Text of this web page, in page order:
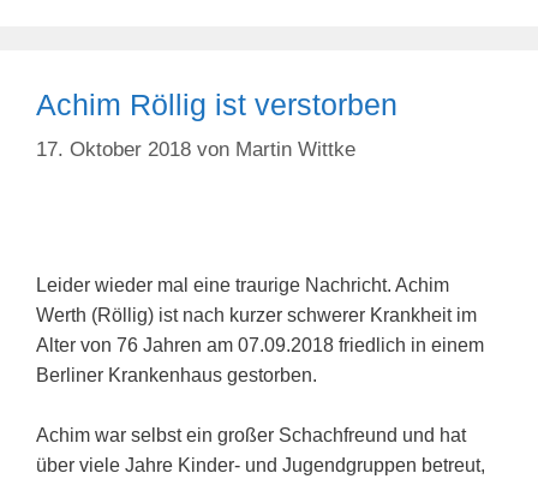
Achim Röllig ist verstorben
17. Oktober 2018 von Martin Wittke
Leider wieder mal eine traurige Nachricht. Achim
Werth (Röllig) ist nach kurzer schwerer Krankheit im
Alter von 76 Jahren am 07.09.2018 friedlich in einem
Berliner Krankenhaus gestorben.
Achim war selbst ein großer Schachfreund und hat
über viele Jahre Kinder- und Jugendgruppen betreut,